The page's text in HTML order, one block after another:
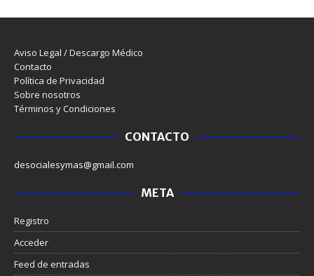
Aviso Legal / Descargo Médico
Contacto
Política de Privacidad
Sobre nosotros
Términos y Condiciones
CONTACTO
desocialesymas@gmail.com
META
Registro
Acceder
Feed de entradas